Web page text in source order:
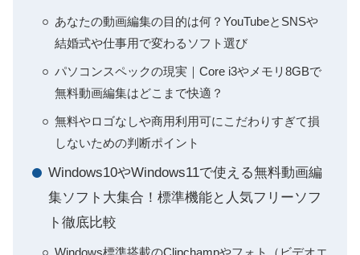
あなたの動画編集の目的は何？YouTubeとSNSや
結婚式や仕事用で変わるソフト選び
パソコンスペックの現実｜Core i3やメモリ8GBで
無料動画編集はどこまで快適？
無料やロゴなしや商用利用可にこだわりすぎて損
しないための判断ポイント
Windows10やWindows11で使える無料動画編
集ソフト大集合！標準機能と人気フリーソフ
ト徹底比較
Windows標準搭載のClipchampやフォト（ビデオエ